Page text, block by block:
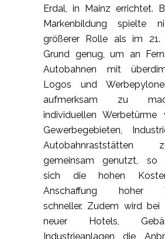
Erdal, in Mainz errichtet.
Markenbildung spielte
größerer Rolle als im 21.
Grund genug, um an
Autobahnen mit
Logos und
aufmerksam zu
individuellen Werbetürme
Gewerbegebieten,
gemeinsam genutzt, so
sich die hohen
Anschaffung hoher
schneller. Zudem wird bei
neuer Hotels,
Industrieanlagen die